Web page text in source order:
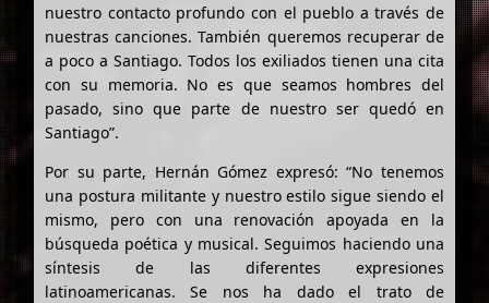
nuestro contacto profundo con el pueblo a través de
nuestras canciones. También queremos recuperar de
a poco a Santiago. Todos los exiliados tienen una cita
con su memoria. No es que seamos hombres del
pasado, sino que parte de nuestro ser quedó en
Santiago”.
Por su parte, Hernán Gómez expresó: “No tenemos
una postura militante y nuestro estilo sigue siendo el
mismo, pero con una renovación apoyada en la
búsqueda poética y musical. Seguimos haciendo una
síntesis de las diferentes expresiones
latinoamericanas. Se nos ha dado el trato de